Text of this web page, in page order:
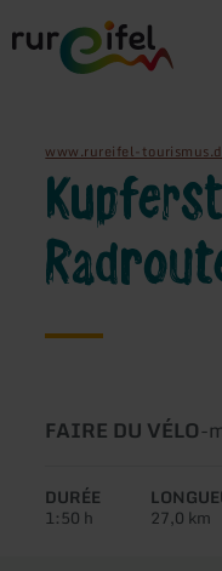
Retour
à
www.rureifel-
Type
circuit:
FAIRE DU VÉLO-
DURÉE
1:50 h 27,0 km